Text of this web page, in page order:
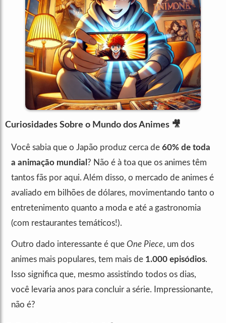
Curiosidades Sobre o Mundo dos Animes 🎥
Você sabia que o Japão produz cerca de 60% de toda
a animação mundial ? Não é à toa que os animes têm
tantos fãs por aqui. Além disso, o mercado de animes é
avaliado em bilhões de dólares, movimentando tanto o
entretenimento quanto a moda e até a gastronomia
(com restaurantes temáticos!).
Outro dado interessante é que One Piece, um dos
animes mais populares, tem mais de 1.000 episódios.
Isso significa que, mesmo assistindo todos os dias,
você levaria anos para concluir a série. Impressionante,
não é?